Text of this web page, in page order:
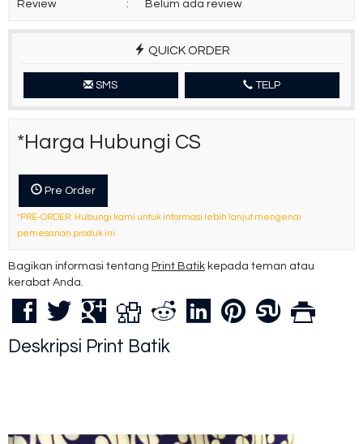
Review : Belum ada review
QUICK ORDER
SMS TELP
*Harga Hubungi CS
Pre Order
*PRE-ORDER: Hubungi kami untuk informasi lebih lanjut mengenai
pemesanan produk ini.
Bagikan informasi tentang Print Batik kepada teman atau
kerabat Anda.
Deskripsi Print Batik